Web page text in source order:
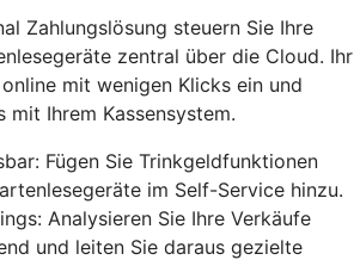
Zahlungslösung steuern Sie Ihre
zentral über die Cloud. Ihr
mit wenigen Klicks ein und
mit Ihrem Kassensystem.
Fügen Sie Trinkgeldfunktionen
im Self-Service hinzu.
Analysieren Sie Ihre Verkäufe
und leiten Sie daraus gezielte